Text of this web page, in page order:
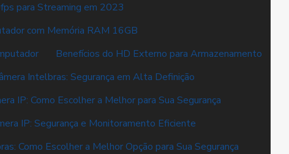
para Streaming em 2023
com Memória RAM 16GB
Benefícios do HD Externo para Armazenamento
Intelbras: Segurança em Alta Definição
IP: Como Escolher a Melhor para Sua Segurança
IP: Segurança e Monitoramento Eficiente
Como Escolher a Melhor Opção para Sua Segurança